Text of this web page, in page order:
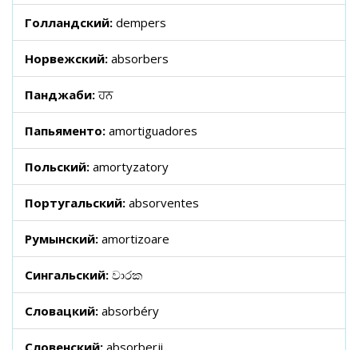
Голландский: dempers
Норвежский: absorbers
Панджаби:ਹਨ
Папьяменто: amortiguadores
Польский: amortyzatory
Португальский: absorventes
Румынский: amortizoare
Сингальский: වාරක
Словацкий: absorbéry
Словенский: absorberji